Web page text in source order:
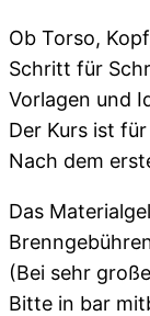
Ob Torso,
Schritt für
Vorlagen und
Der Kurs ist
Nach dem
Das
(Bei sehr
Bitte in bar